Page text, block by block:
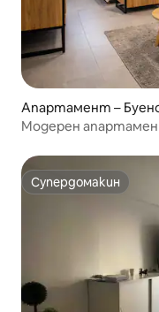
Апартамент –
Модерен
Супердомакин
Супердомакин